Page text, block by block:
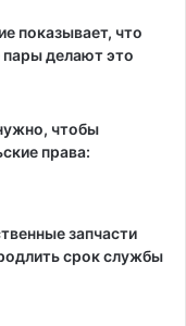
показывает, что
делают это
чтобы
права:
запчасти
срок службы